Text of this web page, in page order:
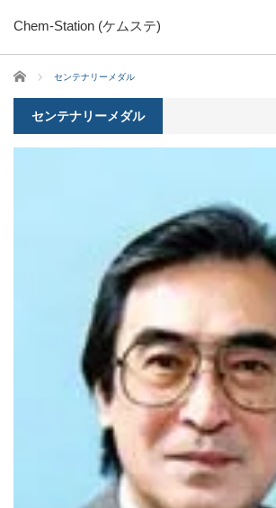
Chem-Station (ケムステ)
ホーム センテナリーメダル
センテナリーメダル